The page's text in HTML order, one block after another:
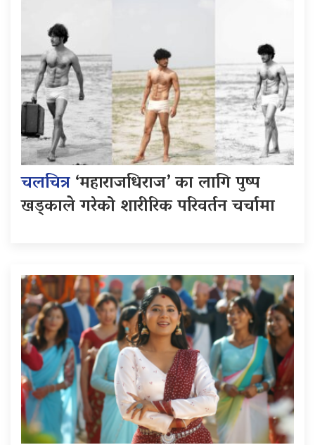
चलचित्र‘महाराजधिराज’ का लागि पुष्प
खड्काले गरेको शारीरिक परिवर्तन चर्चामा